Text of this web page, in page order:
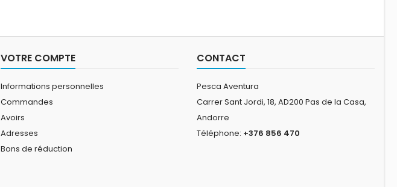
VOTRE COMPTE
Informations personnelles
Commandes
Avoirs
Adresses
Bons de réduction
CONTACT
Pesca Aventura
Carrer Sant Jordi, 18, AD200 Pas de la Casa,
Andorre
Téléphone: +376 856 470